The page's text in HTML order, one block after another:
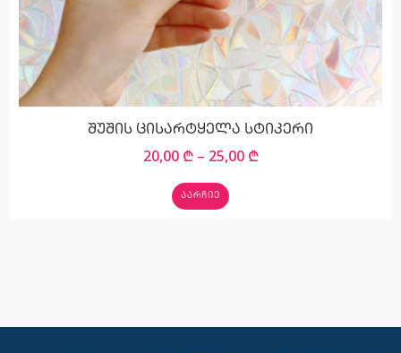
შუშის ცისარტყელა სტიკერი
20,00 ₾ – 25,00 ₾
ᲐᲐᲠᲩᲘᲔ